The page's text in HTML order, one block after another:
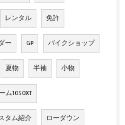
レンタル 免許
ー GP バイクショップ
夏物 半袖 小物
ム1050XT
タム紹介 ローダウン